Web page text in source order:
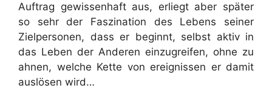
Auftrag gewissenhaft aus, erliegt aber später
so sehr der Faszination des Lebens seiner
Zielpersonen, dass er beginnt, selbst aktiv in
das Leben der Anderen einzugreifen, ohne zu
ahnen, welche Kette von ereignissen er damit
auslösen wird…